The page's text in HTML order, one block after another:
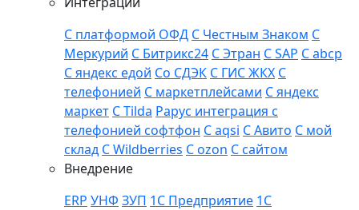
С платформой ОФД С Честным Знаком С
Меркурий С Битрикс24 С Этран С SAP С abcp
С яндекс едой Со СДЭК С ГИС ЖКХ С
телефонией С маркетплейсами С яндекс
маркет С Tilda Рарус интеграция с
телефонией софтфон С aqsi С Авито C мой
склад С Wildberries С ozon С сайтом
Внедрение
ERP УНФ ЗУП 1С Предприятие 1С